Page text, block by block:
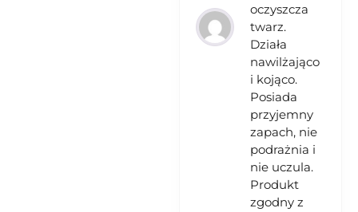
oczyszcza
twarz.
Działa
nawilżająco
i kojąco.
Posiada
przyjemny
zapach, nie
podrażnia i
nie uczula.
Produkt
zgodny z